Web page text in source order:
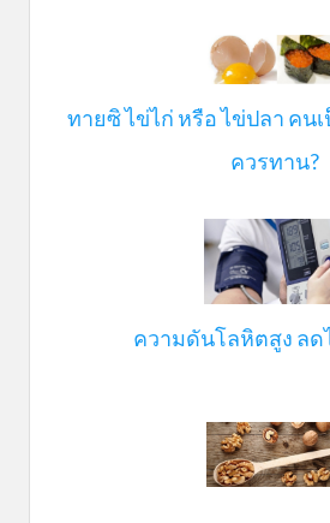
ทายซิ ไข่ไก่ หรือ ไข่ปลา คน
ควรทาน?
ความดันโลหิตสูง ลด